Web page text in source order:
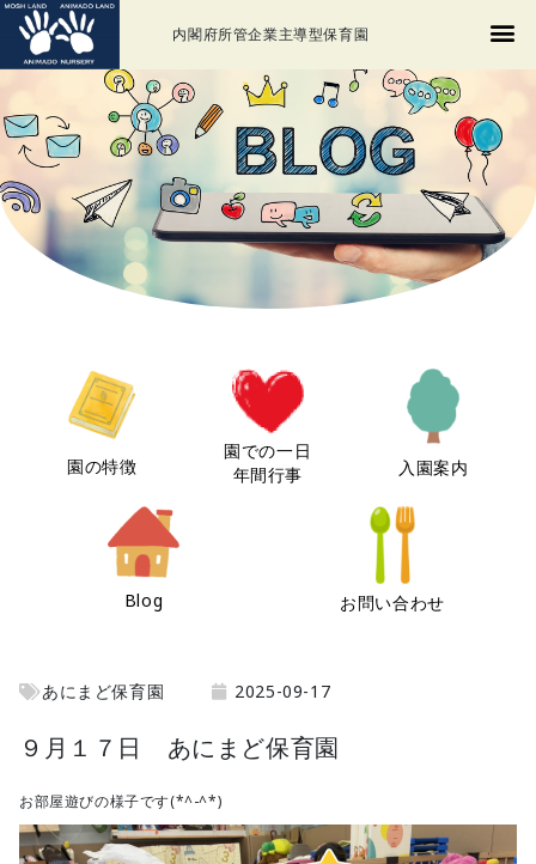
内閣府所管企業主導型保育園
園の特徴
園での一日
年間行事
入園案内
Blog お問い合わせ
あにまど保育園 2025-09-17
９月１７日 あにまど保育園
お部屋遊びの様子です(*^-^*)